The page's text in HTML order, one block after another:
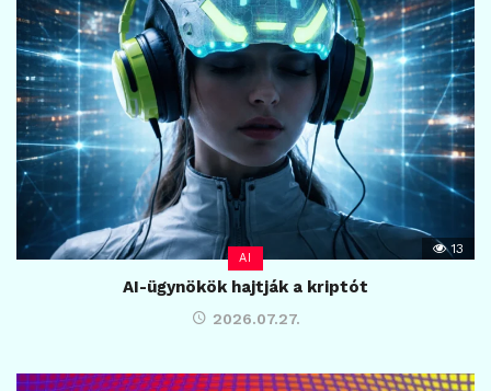
AI
13
AI-ügynökök hajtják a kriptót
2026.07.27.